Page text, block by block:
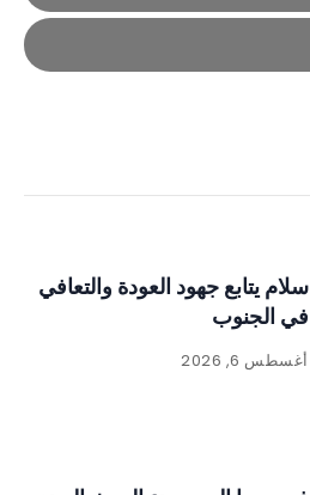
سلام يتابع جهود العودة والتعافي
في الجنوب
أغسطس 6, 2026